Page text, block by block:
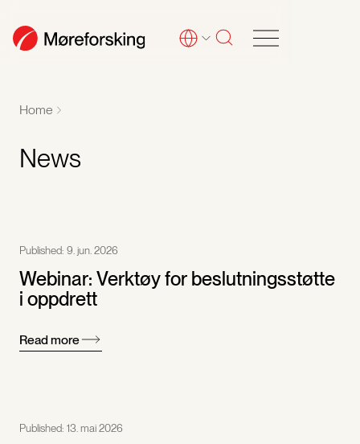
Home
News
Published: 9. jun. 2026
Webinar: Verktøy for beslutningsstøtte
i oppdrett
Read more
Published: 13. mai 2026